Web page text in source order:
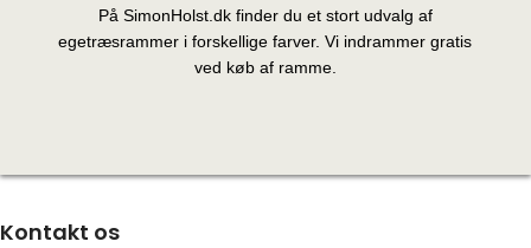
På SimonHolst.dk finder du et stort udvalg af
egetræsrammer i forskellige farver. Vi indrammer gratis
ved køb af ramme.
Kontakt os